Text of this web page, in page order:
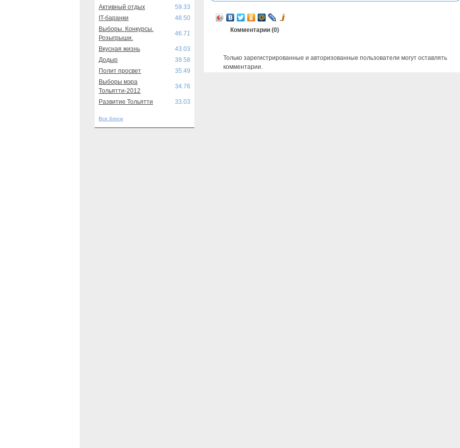
Активный отдых
59.33
IT-баранки
48.50
Выборы. Конкурсы.
Розыгрыши.
46.71
Вкусная жизнь
43.03
Додыр
39.58
Полит просвет
35.49
Выборы мэра
Тольятти-2012
34.76
Развитие Тольятти 33.03
Все блоги
Комментарии (0)
Только зарегистрированные и авторизованные пользователи могут оставлять
комментарии.